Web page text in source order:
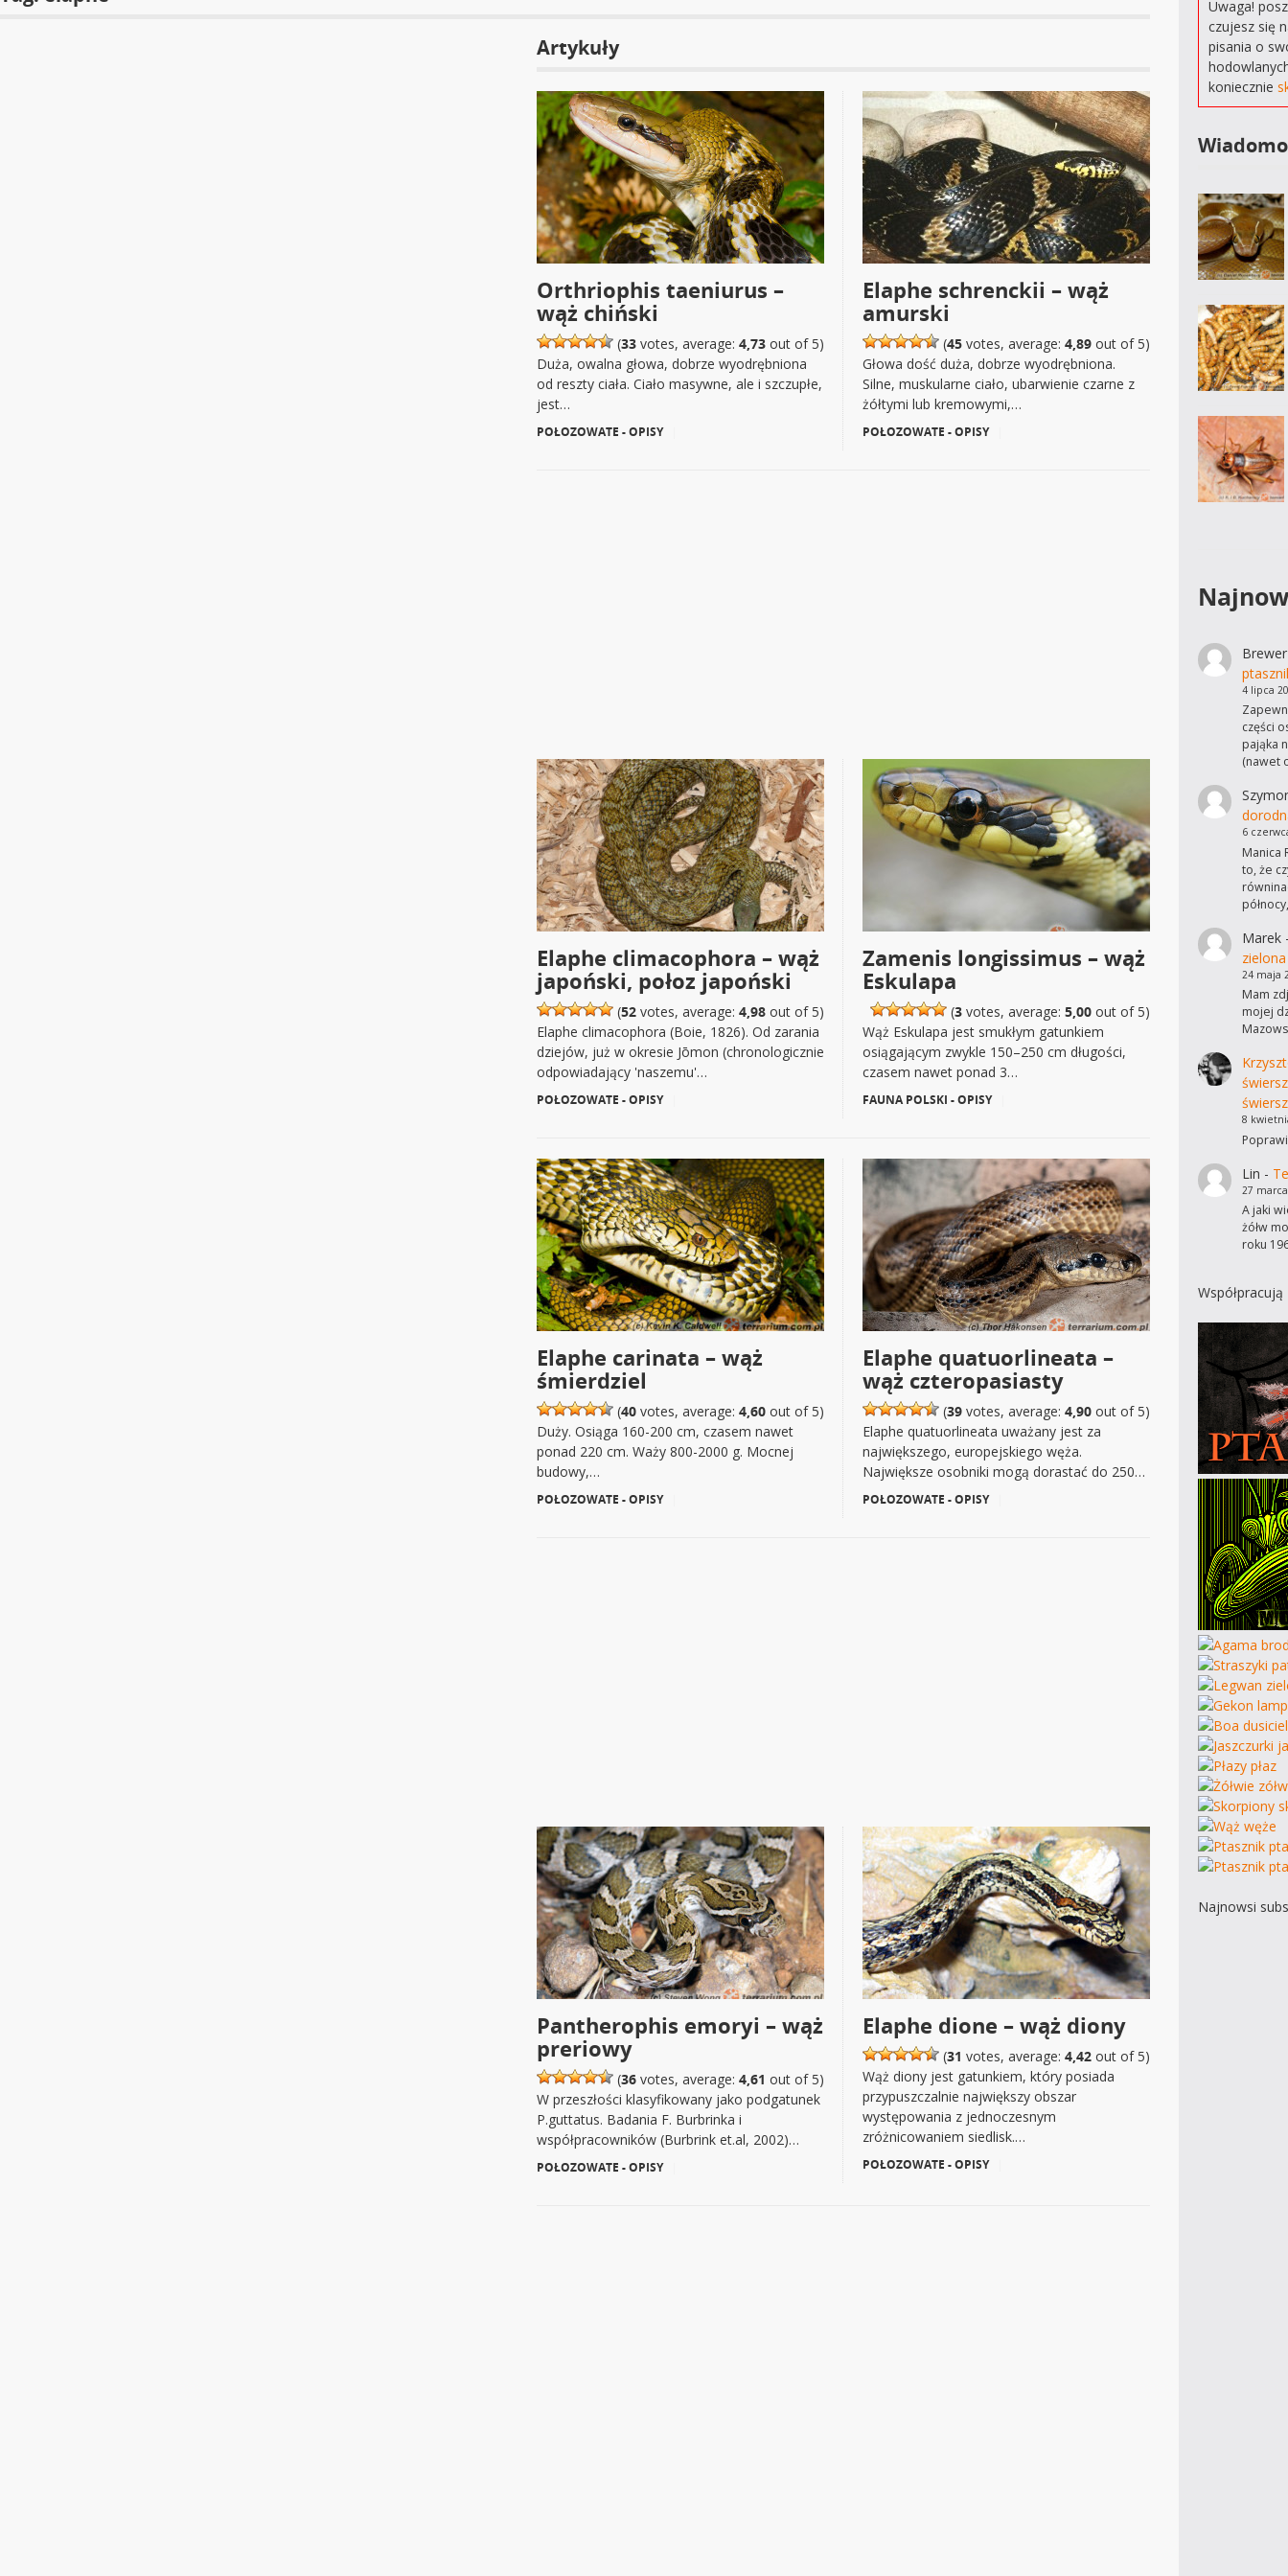
Artykuły
Orthriophis taeniurus –
wąż chiński
(33 votes, average: 4,73 out of 5)
Duża, owalna głowa, dobrze wyodrębniona
od reszty ciała. Ciało masywne, ale i szczupłe,
jest…
POŁOZOWATE - OPISY
Elaphe schrenckii – wąż
amurski
(45 votes, average: 4,89 out of 5)
Głowa dość duża, dobrze wyodrębniona.
Silne, muskularne ciało, ubarwienie czarne z
żółtymi lub kremowymi,…
POŁOZOWATE - OPISY
Elaphe climacophora – wąż
japoński, połoz japoński
(52 votes, average: 4,98 out of 5)
Elaphe climacophora (Boie, 1826). Od zarania
dziejów, już w okresie Jōmon (chronologicznie
odpowiadający 'naszemu'…
POŁOZOWATE - OPISY
Zamenis longissimus – wąż
Eskulapa
(3 votes, average: 5,00 out of 5)
Wąż Eskulapa jest smukłym gatunkiem
osiągającym zwykle 150–250 cm długości,
czasem nawet ponad 3…
FAUNA POLSKI - OPISY
Elaphe carinata – wąż
śmierdziel
(40 votes, average: 4,60 out of 5)
Duży. Osiąga 160-200 cm, czasem nawet
ponad 220 cm. Waży 800-2000 g. Mocnej
budowy,…
POŁOZOWATE - OPISY
Elaphe quatuorlineata –
wąż czteropasiasty
(39 votes, average: 4,90 out of 5)
Elaphe quatuorlineata uważany jest za
największego, europejskiego węża.
Największe osobniki mogą dorastać do 250…
POŁOZOWATE - OPISY
Pantherophis emoryi – wąż
preriowy
(36 votes, average: 4,61 out of 5)
W przeszłości klasyfikowany jako podgatunek
P.guttatus. Badania F. Burbrinka i
współpracowników (Burbrink et.al, 2002)…
POŁOZOWATE - OPISY
Elaphe dione – wąż diony
(31 votes, average: 4,42 out of 5)
Wąż diony jest gatunkiem, który posiada
przypuszczalnie największy obszar
występowania z jednoczesnym
zróżnicowaniem siedlisk.…
POŁOZOWATE - OPISY
Uwaga!
czujesz się
pisania o
koniecznie
Brewer
4 lipca
części
pająka
(nawet
6
Manica
to, że
Marek
zielona
24 maja
Mam
mojej
8
Lin -
27
A jaki
żółw
roku
Najnowsi